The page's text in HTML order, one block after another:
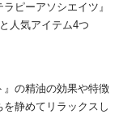
ピーアソシエイツ』
人気アイテム4つ
』の精油の効果や特徴
静めてリラックスし